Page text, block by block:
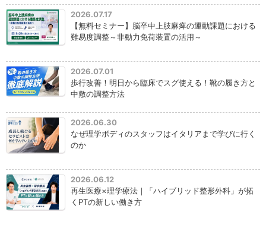
2026.07.17
【無料セミナー】脳卒中上肢麻痺の運動課題における
難易度調整～非動力免荷装置の活用～
2026.07.01
歩行改善！明日から臨床でスグ使える！靴の履き方と
中敷の調整方法
2026.06.30
なぜ理学ボディのスタッフはイタリアまで学びに行く
のか
2026.06.12
再生医療×理学療法｜「ハイブリッド整形外科」が拓
くPTの新しい働き方